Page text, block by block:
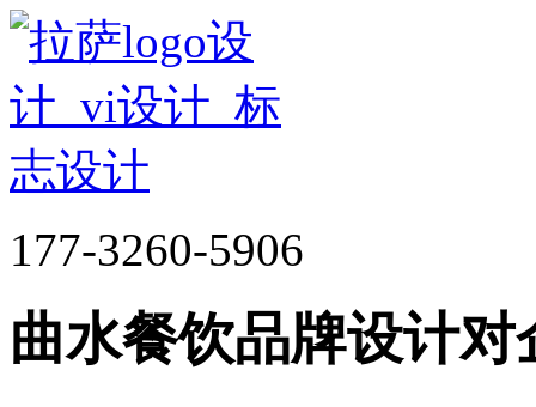
177-3260-5906
曲水餐饮品牌设计对